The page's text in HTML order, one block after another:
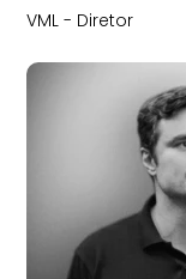
VML - Diretor